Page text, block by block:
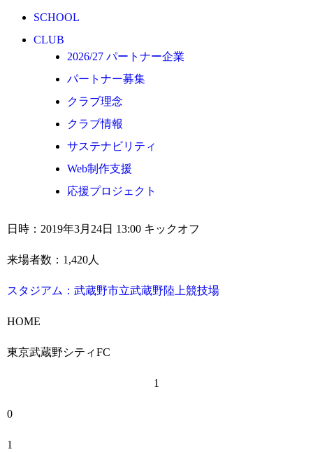
SCHOOL
CLUB
2026/27 パートナー企業
パートナー募集
クラブ理念
クラブ情報
サステナビリティ
Web制作支援
応援プロジェクト
日時：2019年3月24日 13:00 キックオフ
来場者数：1,420人
スタジアム：武蔵野市立武蔵野陸上競技場
HOME
東京武蔵野シティFC
1
0
1